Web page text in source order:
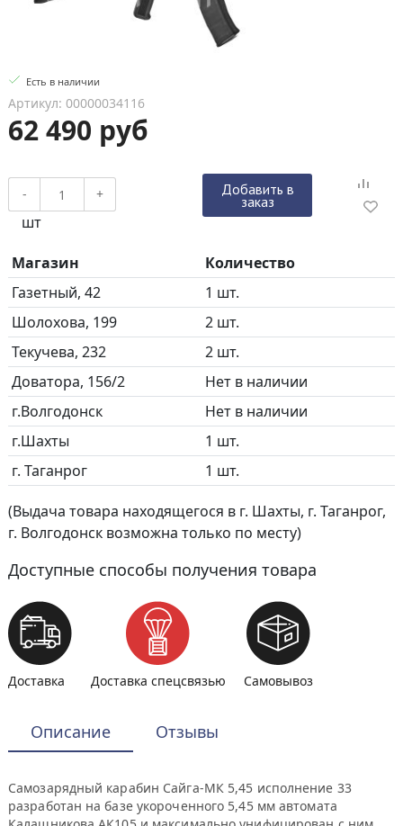
Есть в наличии
Артикул: 00000034116
62 490 руб
- +
шт
Добавить в
заказ
Магазин
Количество
Газетный, 42
1 шт.
Шолохова, 199
2 шт.
Текучева, 232
2 шт.
Доватора, 156/2
Нет в наличии
г.Волгодонск
Нет в наличии
г.Шахты
1 шт.
г. Таганрог
1 шт.
(Выдача товара находящегося в г. Шахты, г. Таганрог,
г. Волгодонск возможна только по месту)
Доступные способы получения товара
Доставка Доставка спецсвязью Самовывоз
Описание Отзывы
Самозарядный карабин Сайга-МК 5,45 исполнение 33
разработан на базе укороченного 5,45 мм автомата